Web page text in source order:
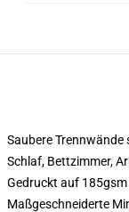
Saubere Trennwände
Schlaf, Bettzimmer,
Gedruckt auf
Maßgeschneiderte